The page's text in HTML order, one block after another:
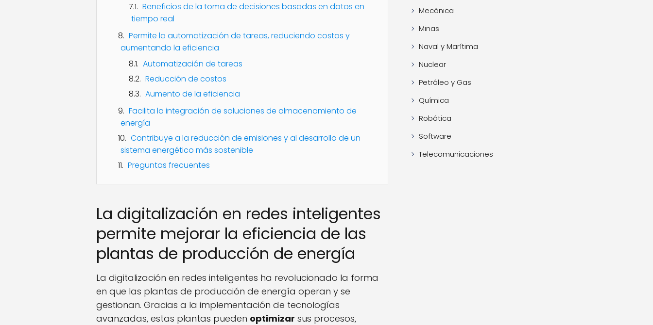
Beneficios de la toma de decisiones basadas en datos en
tiempo real
Permite la automatización de tareas, reduciendo costos y
aumentando la eficiencia
Automatización de tareas
Reducción de costos
Aumento de la eficiencia
Facilita la integración de soluciones de almacenamiento de
energía
Contribuye a la reducción de emisiones y al desarrollo de un
sistema energético más sostenible
Preguntas frecuentes
La digitalización en redes inteligentes
permite mejorar la eficiencia de las
plantas de producción de energía
La digitalización en redes inteligentes ha revolucionado la forma
en que las plantas de producción de energía operan y se
gestionan. Gracias a la implementación de tecnologías
avanzadas, estas plantas pueden optimizar sus procesos,
Mecánica
Minas
Naval y Marítima
Nuclear
Petróleo y Gas
Química
Robótica
Software
Telecomunicaciones